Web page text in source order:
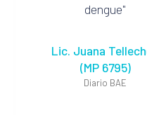
dengue
Lic. Juana
(MP 6795)
Diario BAE